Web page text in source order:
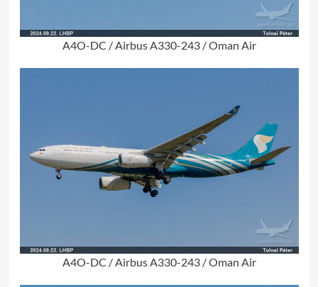
A4O-DC / Airbus A330-243 / Oman Air
A4O-DC / Airbus A330-243 / Oman Air